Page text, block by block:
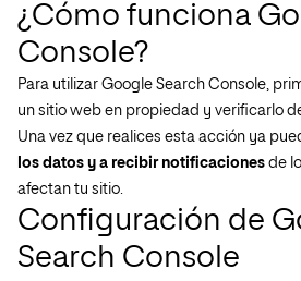
¿Cómo funciona
Console?
Para utilizar Google Search Console,
un sitio web en propiedad y verificarlo
Una vez que realices esta acción ya
los datos y a recibir notificaciones de
afectan tu sitio.
Configuración de
Search Console